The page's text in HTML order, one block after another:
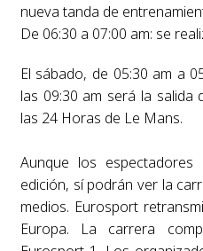
nueva tanda de
De 06:30 a 07:00 am: se
El sábado, de 05:30 am a
las 09:30 am será la salida
las 24 Horas de Le Mans.
Aunque los
edición, sí podrán ver la
medios. Eurosport
Europa. La carrera